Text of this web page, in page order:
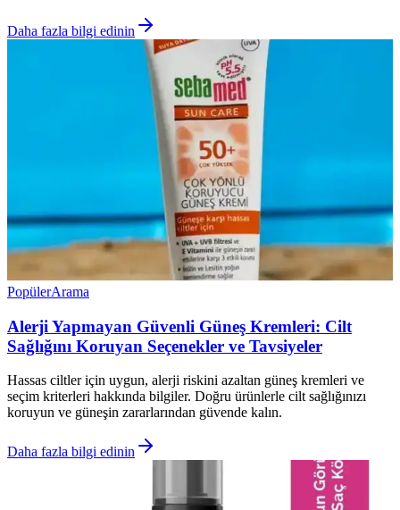
Daha fazla bilgi edinin
PopülerArama
Alerji Yapmayan Güvenli Güneş Kremleri: Cilt
Sağlığını Koruyan Seçenekler ve Tavsiyeler
Hassas ciltler için uygun, alerji riskini azaltan güneş kremleri ve
seçim kriterleri hakkında bilgiler. Doğru ürünlerle cilt sağlığınızı
koruyun ve güneşin zararlarından güvende kalın.
Daha fazla bilgi edinin